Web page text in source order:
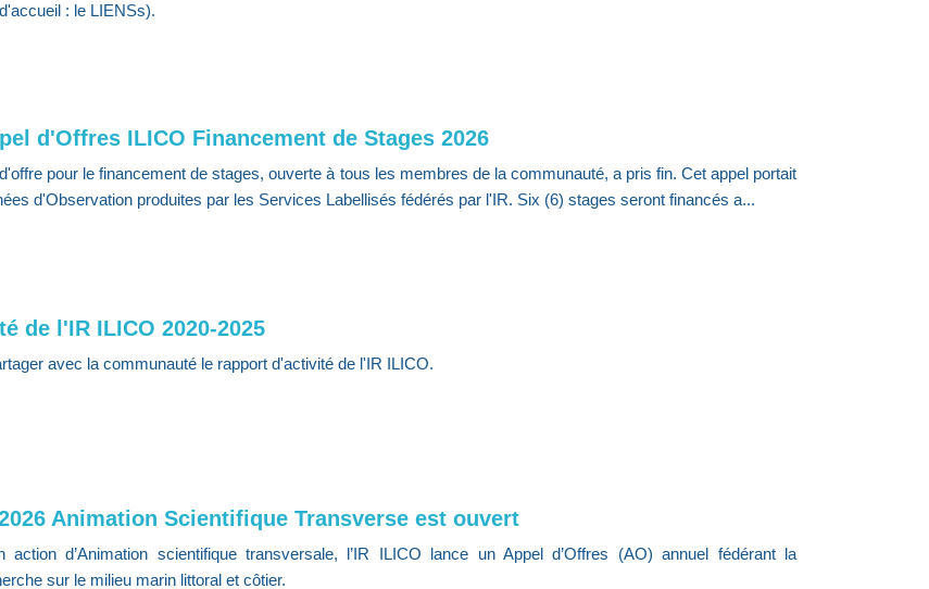
: le LIENSs).
d'Offres ILICO Financement de Stages 2026
pour le financement de stages, ouverte à tous les membres de la communauté, a pris fin. Cet appel portait
d'Observation produites par les Services Labellisés fédérés par l'IR. Six (6) stages seront financés a...
de l'IR ILICO 2020-2025
avec la communauté le rapport d'activité de l'IR ILICO.
Animation Scientifique Transverse est ouvert
d’Animation scientifique transversale, l’IR ILICO lance un Appel d’Offres (AO) annuel fédérant la
sur le milieu marin littoral et côtier.